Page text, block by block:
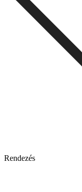
Rendezés